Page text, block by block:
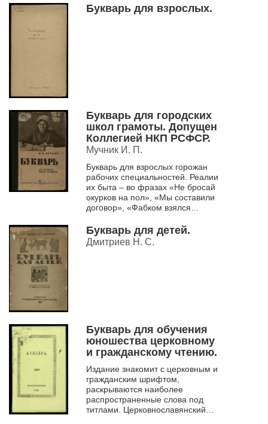
Букварь для взрослых.
Букварь для городских
школ грамоты. Допущен
Коллегией НКП РСФСР.
Мучник И. П.
Букварь для взрослых горожан
рабочих специальностей. Реалии
их быта – во фразах «Не бросай
окурков на пол», «Мы составили
договор», «Фабком взялся
учебник интегрированы св...
Букварь для детей.
Дмитриев Н. С.
Букварь для обучения
юношества церковному
и гражданскому чтению.
Издание знакомит с церковным и
гражданским шрифтом,
раскрываются наиболее
распространенные слова под
титлами. Церковнославянский